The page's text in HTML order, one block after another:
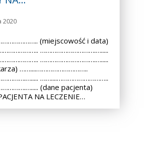
2020
(miejscowość i data)
………………………….….....
………………………….….....
……....………………………..
……....………………………..
(dane pacjenta)
NA LECZENIE…